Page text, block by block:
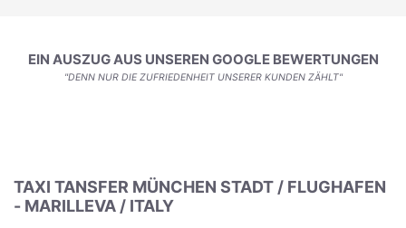
EIN AUSZUG AUS UNSEREN GOOGLE BEWERTUNGEN
"DENN NUR DIE ZUFRIEDENHEIT UNSERER KUNDEN ZÄHLT"
TAXI TANSFER MÜNCHEN STADT / FLUGHAFEN
- MARILLEVA / ITALY